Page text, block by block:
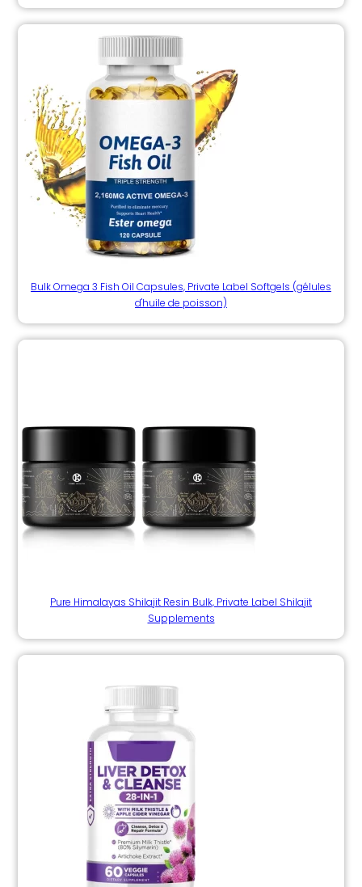
Bulk Omega 3 Fish Oil Capsules, Private Label Softgels (gélules
d'huile de poisson)
Pure Himalayas Shilajit Resin Bulk, Private Label Shilajit
Supplements